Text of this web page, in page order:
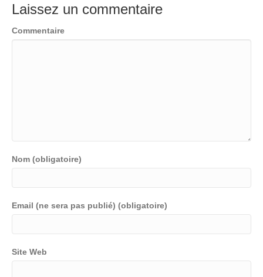
Laissez un commentaire
Commentaire
Nom (obligatoire)
Email (ne sera pas publié) (obligatoire)
Site Web